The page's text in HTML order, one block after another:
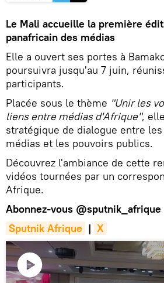
Le Mali accueille la première
panafricain des médias
Elle a ouvert ses portes à
poursuivra jusqu'au 7 juin,
participants.
Placée sous le thème "Unir les
liens entre médias d'Afrique",
stratégique de dialogue entre
médias et les pouvoirs publics.
Découvrez l'ambiance de cette
vidéos tournées par un
Afrique.
Abonnez-vous @sputnik_afrique
Sputnik Afrique | X